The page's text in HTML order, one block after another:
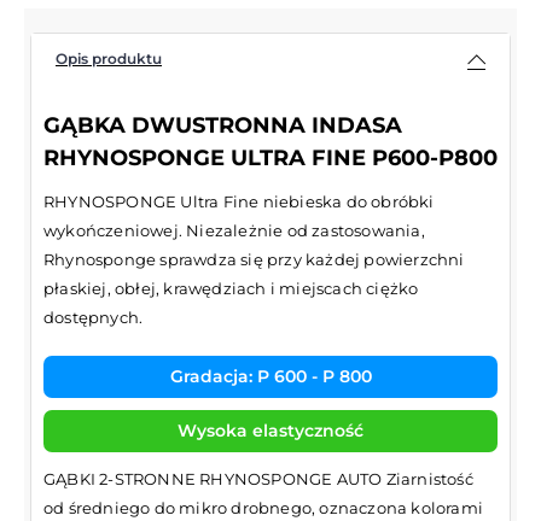
Opis produktu
GĄBKA DWUSTRONNA INDASA
RHYNOSPONGE ULTRA FINE P600-P800
RHYNOSPONGE Ultra Fine niebieska do obróbki
wykończeniowej. Niezależnie od zastosowania,
Rhynosponge sprawdza się przy każdej powierzchni
płaskiej, obłej, krawędziach i miejscach ciężko
dostępnych.
Gradacja: P 600 - P 800
Wysoka elastyczność
GĄBKI 2-STRONNE RHYNOSPONGE AUTO Ziarnistość
od średniego do mikro drobnego, oznaczona kolorami